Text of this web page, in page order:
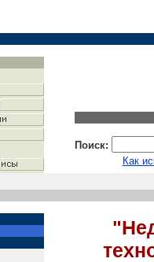
Поиск:
Как